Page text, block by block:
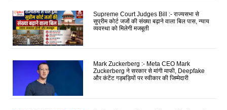
Supreme Court Judges Bill :- राज्यसभा से
सुप्रीम कोर्ट जजों की संख्या बढ़ाने वाला बिल पास, न्याय
व्यवस्था को मिलेगी मजबूती
Mark Zuckerberg :- Meta CEO Mark
Zuckerberg ने सरकार से मांगी माफी, Deepfake
और कंटेंट गड़बड़ियों पर स्वीकार की जिम्मेदारी